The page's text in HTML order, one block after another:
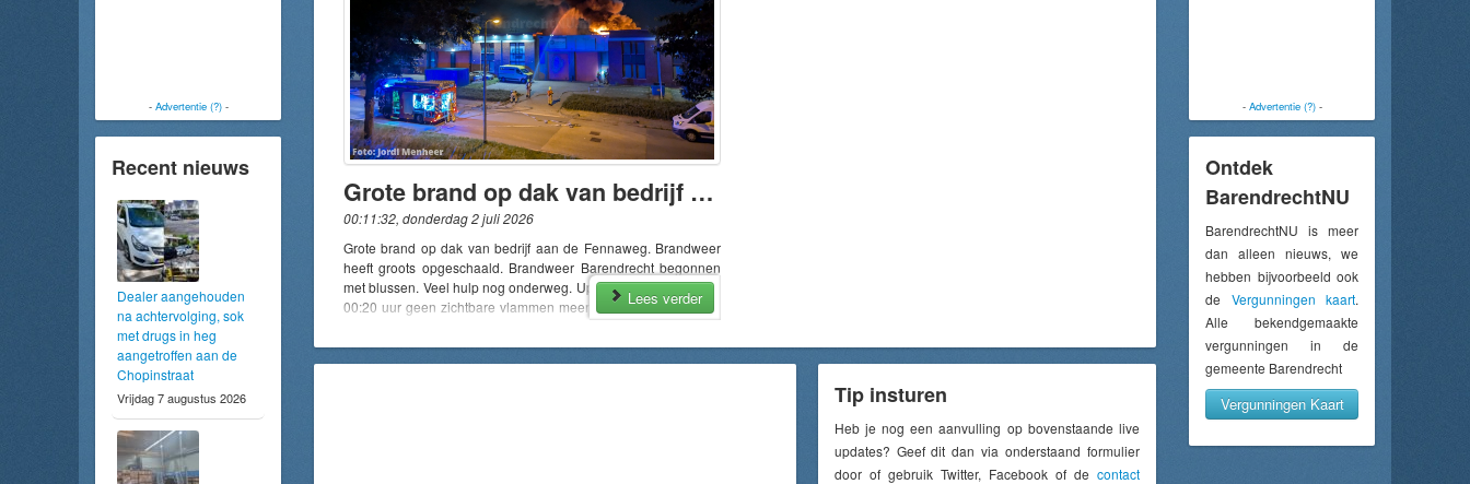
- Advertentie (?)-
Recent nieuws
Dealer aangehouden
na achtervolging, sok
met drugs in heg
aangetroffen aan de
Chopinstraat
Vrijdag 7 augustus 2026
Grote brand op dak van bedrijf aan de Fennaweg
00:11:32, donderdag 2 juli 2026
Grote brand op dak van bedrijf aan de Fennaweg. Brandweer
heeft groots opgeschaald. Brandweer Barendrecht begonnen
met blussen. Veel hulp nog onderweg. Update: Sinds ongeveer
00:20 uur geen zichtbare vlammen meer op het dak. Trekt nog
wel veel rook weg. Brandweer blust van voor en achterkant.
Veel brandweerlieden druk bezig met regelen van water.
Diverse omliggende slootjes worden gebruikt om water te
Lees verder
Tip insturen
Heb je nog een aanvulling op bovenstaande live
updates? Geef dit dan via onderstaand formulier
door of gebruik Twitter, Facebook of de contact
- Advertentie (?)-
Ontdek
BarendrechtNU
BarendrechtNU is meer
dan alleen nieuws, we
hebben bijvoorbeeld ook
de Vergunningen kaart.
Alle bekendgemaakte
vergunningen in de
gemeente Barendrecht
Vergunningen Kaart